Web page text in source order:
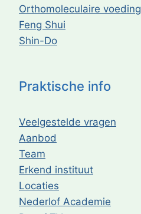
Praktische info
Veelgestelde vragen
Aanbod
Team
Erkend instituut
Locaties
Nederlof Academie
Orthomoleculaire voeding
Feng Shui
Shin-Do